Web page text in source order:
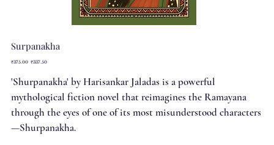
Surpanakha
Original
₹375.00 Sale
₹337.50
'Shurpanakha' by Harisankar Jaladas is a powerful
mythological fiction novel that reimagines the Ramayana
through the eyes of one of its most misunderstood characters
—Shurpanakha.